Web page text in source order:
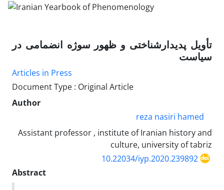
تأویل پدیدارشناختی و ظهور سوژه انضمامی در
سیاست
Articles in Press
Document Type : Original Article
Author
reza nasiri hamed
Assistant professor , institute of Iranian history and
culture, university of tabriz
10.22034/iyp.2020.239892
Abstract